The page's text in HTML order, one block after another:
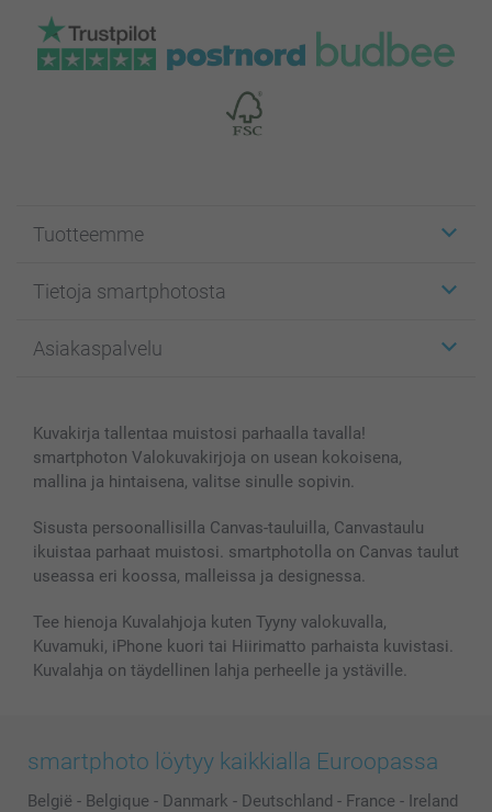
Tuotteemme
Kuvakortit
Kuvakirjat
Kännykkä & Tabletti
MyNameBook
Valokuvakehykset & Lisätarvikkeet
Lahjakortti
Kaikki kuvatuotteet
Tietoja smartphotosta
Affiliate ohjelma
Sivukartta
Ehdot/takuut
Asiakaspalvelu
smartbonus
Hinnat & maksutavat
Kuvakirja tallentaa muistosi parhaalla tavalla!
smartphoton Valokuvakirjoja on usean kokoisena,
mallina ja hintaisena, valitse sinulle sopivin.
Sisusta persoonallisilla Canvas-tauluilla, Canvastaulu
ikuistaa parhaat muistosi. smartphotolla on Canvas taulut
useassa eri koossa, malleissa ja designessa.
Tee hienoja Kuvalahjoja kuten Tyyny valokuvalla,
Kuvamuki, iPhone kuori tai Hiirimatto parhaista kuvistasi.
Kuvalahja on täydellinen lahja perheelle ja ystäville.
smartphoto löytyy kaikkialla Euroopassa
België - Belgique - Danmark - Deutschland - France - Ireland